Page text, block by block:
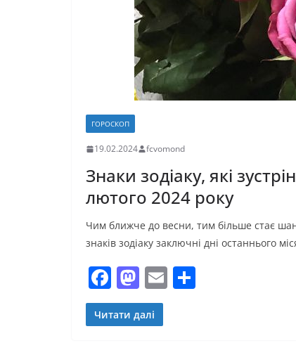
ГОРОСКОП
19.02.2024 fcvomond
Знаки зодіаку, які
лютого 2024 року
Чим ближче до весни, тим більше стає
знаків зодіаку заключні дні останнього
F
a
c
M
a
st
E
Читати далі